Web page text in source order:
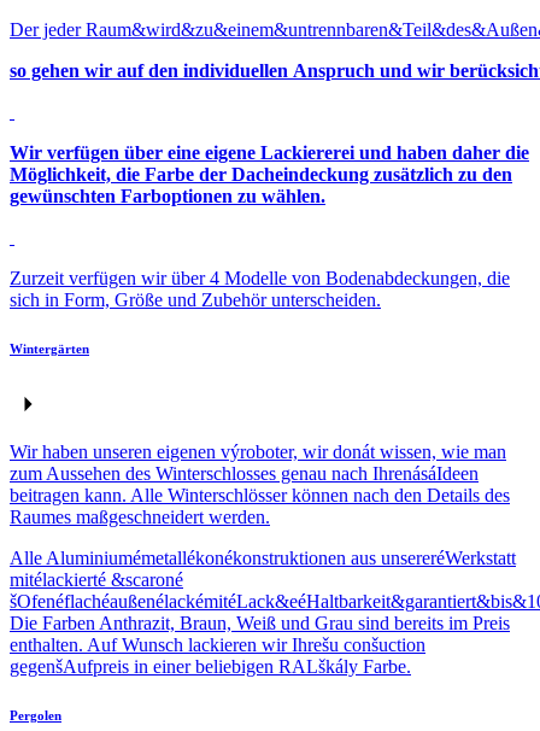
Der jeder
so gehen wir auf den individuellen Anspruch und wir
Wir verfügen über eine eigene Lackiererei und haben daher die
Möglichkeit, die Farbe der Dacheindeckung zusätzlich zu den
gewünschten Farboptionen zu wählen.
Zurzeit verfügen wir über 4 Modelle von Bodenabdeckungen, die
sich in Form, Größe und Zubehör unterscheiden.
Wintergärten
Wir haben unseren eigenen výroboter, wir donát wissen, wie man
zum Aussehen des Winterschlosses genau nach IhrenásáIdeen
beitragen kann. Alle Winterschlösser können nach den Details des
Raumes maßgeschneidert werden.
Alle Aluminiumémetallékonékonstruktionen aus unsereréWerkstatt
mitélackierté &scaroné
Die Farben Anthrazit, Braun, Weiß und Grau sind bereits im Preis
enthalten. Auf Wunsch lackieren wir Ihrešu conšuction
gegenšAufpreis in einer beliebigen RALškály Farbe.
Pergolen